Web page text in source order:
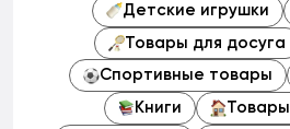
Детские игрушки
Товары для досуга
Спортивные товары
Книги